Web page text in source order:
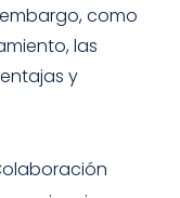
como
las
y